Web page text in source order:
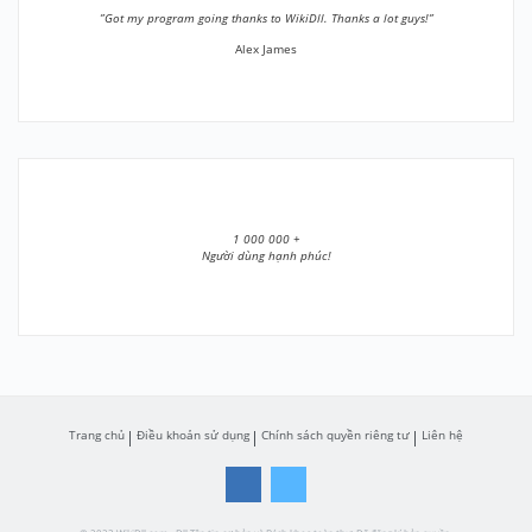
”Got my program going thanks to WikiDll. Thanks a lot guys!”
Alex James
1 000 000 +
Người dùng hạnh phúc!
Trang chủ Điều khoản sử dụng Chính sách quyền riêng tư Liên hệ